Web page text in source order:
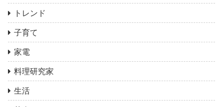
トレンド
子育て
家電
料理研究家
生活